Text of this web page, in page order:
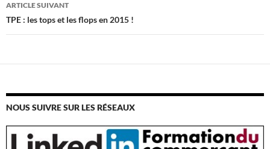
ARTICLE SUIVANT
TPE : les tops et les flops en 2015 !
NOUS SUIVRE SUR LES RÉSEAUX